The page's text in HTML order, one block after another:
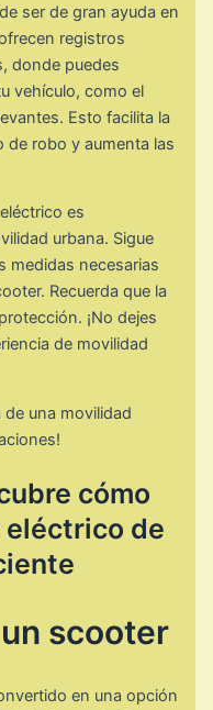
ser de gran ayuda en
registros
donde puedes
vehículo, como el
Esto facilita la
de robo y aumenta las
es
urbana. Sigue
medidas necesarias
Recuerda que la
¡No dejes
de movilidad
de una movilidad
cómo
de
scooter
en una opción